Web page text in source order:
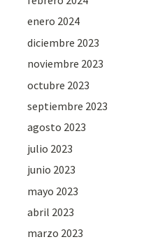
enero 2024
diciembre 2023
noviembre 2023
octubre 2023
septiembre 2023
agosto 2023
julio 2023
junio 2023
mayo 2023
abril 2023
marzo 2023